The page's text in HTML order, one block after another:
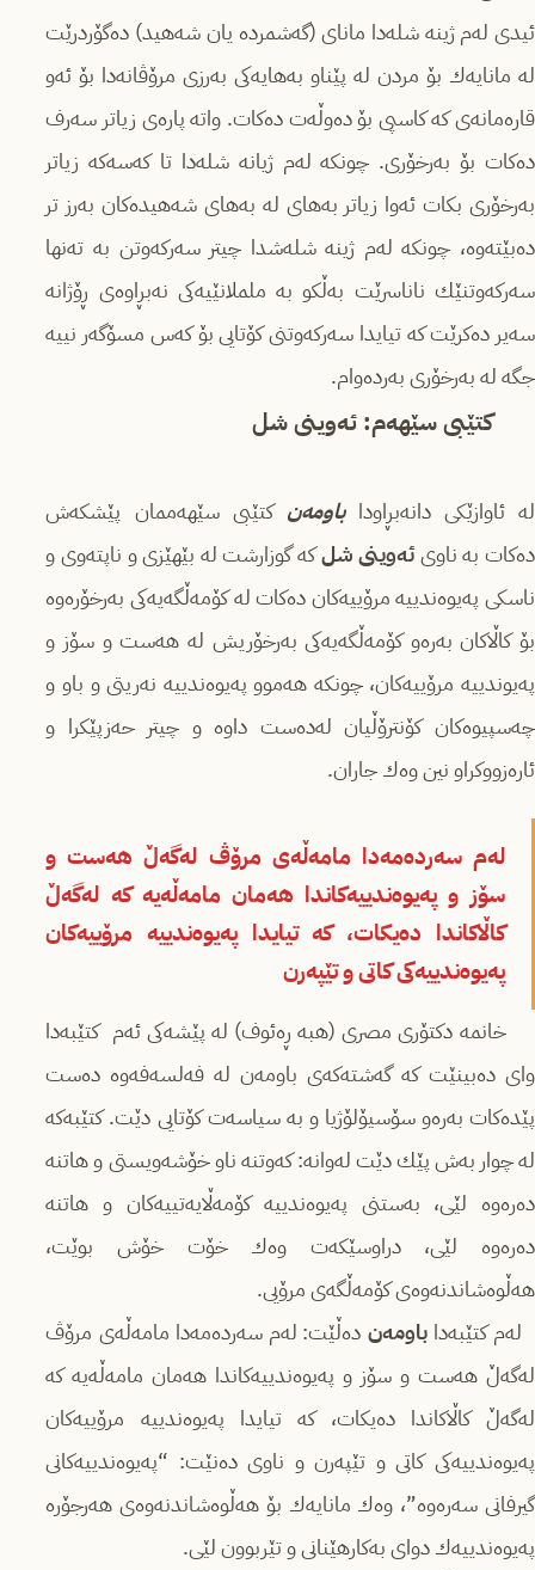
ئیدی لەم ژینە شلەدا مانای (گەشمردە یان شەھید) دەگۆردرێت
لە مانایەك بۆ مردن لە پێناو بەھایەكی بەرزی مرۆڤانەدا بۆ ئەو
قارەمانەی كە كاسپی بۆ دەوڵەت دەكات. واتە پارەی زیاتر سەرف
دەكات بۆ بەرخۆری. چونكە لەم ژیانە شلەدا تا كەسەكە زیاتر
بەرخۆری بكات ئەوا زیاتر بەھای لە بەھای شەھیدەكان بەرز تر
دەبێتەوە، چونكە لەم ژینە شلەشدا چیتر سەركەوتن بە تەنھا
سەركەوتنێك ناناسرێت بەڵكو بە ململانێیەكی نەبڕاوەی ڕۆژانە
سەیر دەكرێت كە تیایدا سەركەوتنی كۆتایی بۆ كەس مسۆگەر نییە
جگە لە بەرخۆری بەردەوام.
كتێبی سێھەم: ئەوینی شل
لە ئاوازێكی دانەبڕاوداباومەن كتێبی سێھەممان پێشكەش
دەكات بە ناویئەوینی شلكە گوزارشت لە بێھێزی و ناپتەوی و
ناسكی پەیوەندییە مرۆییەكان دەكات لە كۆمەڵگەیەكی بەرخۆرەوە
بۆ كاڵاكان بەرەو كۆمەڵگەیەكی بەرخۆریش لە ھەست و سۆز و
پەیوندییە مرۆییەكان، چونكە ھەموو پەیوەندییە نەریتی و باو و
چەسپیوەكان كۆنترۆڵیان لەدەست داوە و چیتر حەزپێكرا و
ئارەزووكراو نین وەك جاران.
لەم سەردەمەدا مامەڵەی مرۆڤ لەگەڵ ھەست و
سۆز و پەیوەندییەكاندا ھەمان مامەڵەیە كە لەگەڵ
كاڵاكاندا دەیكات، كە تیایدا پەیوەندییە مرۆییەكان
پەیوەندییەكی كاتی و تێپەرن
خانمە دكتۆری مصری (ھبە ڕەئوف) لە پێشەكی ئەم كتێبەدا
وای دەبینێت كە گەشتەكەی باومەن لە فەلسەفەوە دەست
پێدەكات بەرەو سۆسیۆلۆژیا و بە سیاسەت كۆتایی دێت. كتێبەكە
لە چوار بەش پێك دێت لەوانە: كەوتنە ناو خۆشەویستی و ھاتنە
دەرەوە لێی، بەستنی پەیوەندییە كۆمەڵایەتییەكان و ھاتنە
دەرەوە لێی، دراوسێكەت وەك خۆت خۆش بوێت،
ھەڵوەشاندنەوەی كۆمەڵگەی مرۆیی.
لەم كتێبەدا باومەن دەڵێت: لەم سەردەمەدا مامەڵەی مرۆڤ
لەگەڵ ھەست و سۆز و پەیوەندییەكاندا ھەمان مامەڵەیە كە
لەگەڵ كاڵاكاندا دەیكات، كە تیایدا پەیوەندییە مرۆییەكان
پەیوەندییەكی كاتی و تێپەرن و ناوی دەنێت: “پەیوەندییەكانی
گیرفانی سەرەوە”، وەك مانایەك بۆ ھەڵوەشاندنەوەی ھەرجۆرە
پەیوەندییەك دوای بەكارھێنانی و تێربوون لێی.